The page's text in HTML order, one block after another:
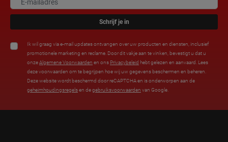
Schrijf je in
Ik wil graag via e-mail updates ontvangen over uw producten en diensten, inclusief
promotionele marketing en reclame. Door dit vakje aan te vinken, bevestigt u dat u
onzeAlgemene Voorwaarden en ons Privacybeleid hebt gelezen en aanvaard. Lees
deze voorwaarden om te begrijpen hoe wij uw gegevens beschermen en beheren.
Deze website wordt beschermd door reCAPTCHA en is onderworpen aan de
geheimhoudingsregelsen degebruiksvoorwaarden van Google.